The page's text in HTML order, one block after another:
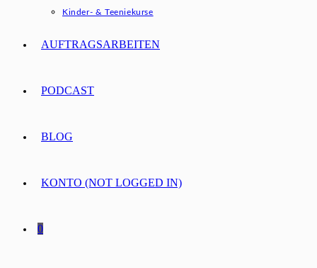
Kinder- & Teeniekurse
AUFTRAGSARBEITEN
PODCAST
BLOG
KONTO (NOT LOGGED IN)
0